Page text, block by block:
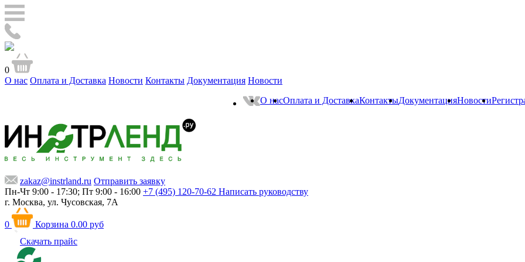
0
О нас Оплата и Доставка Новости Контакты Документация Новости
О насОплата и ДоставкаКонтактыДокументацияНовости
zakaz@instrland.ru Отправить заявку
Пн-Чт 9:00 - 17:30; Пт 9:00 - 16:00 +7 (495) 120-70-62 Написать руководству
г. Москва, ул. Чусовская, 7А
0 Корзина 0.00 руб
Скачать прайс